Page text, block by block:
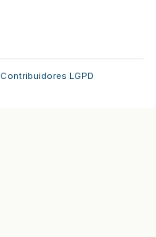
Contribuidores LGPD